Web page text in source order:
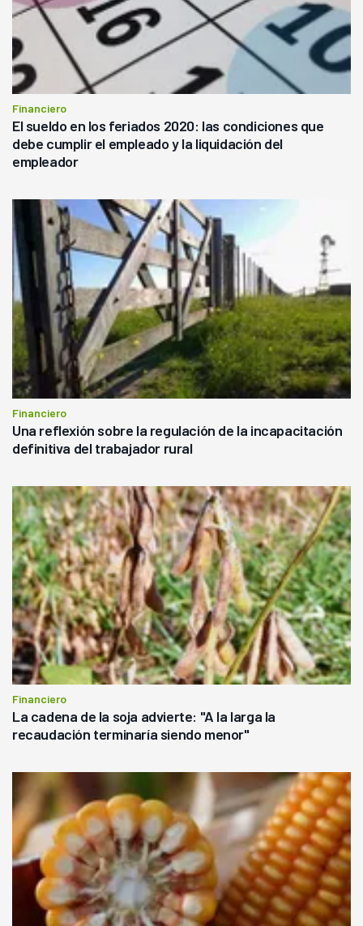
Financiero
El sueldo en los feriados 2020: las condiciones que
debe cumplir el empleado y la liquidación del
empleador
Financiero
Una reflexión sobre la regulación de la incapacitación
definitiva del trabajador rural
Financiero
La cadena de la soja advierte: "A la larga la
recaudación terminaría siendo menor"